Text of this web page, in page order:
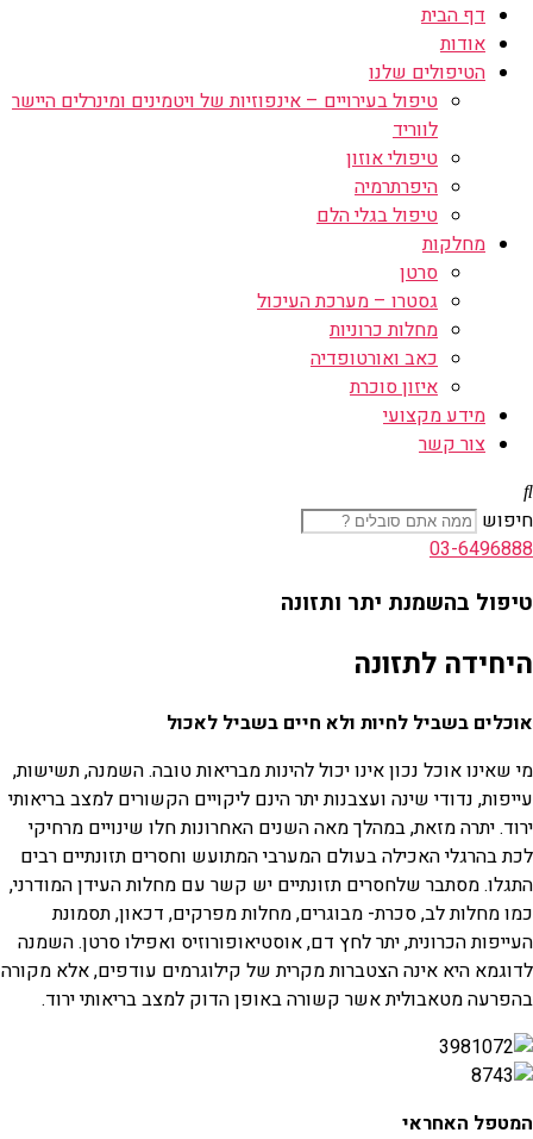
דף הבית
אודות
הטיפולים שלנו
טיפול בעירויים – אינפוזיות של ויטמינים ומינרלים היישר
לווריד
טיפולי אוזון
היפרתרמיה
טיפול בגלי הלם
מחלקות
סרטן
גסטרו – מערכת העיכול
מחלות כרוניות
כאב ואורטופדיה
איזון סוכרת
מידע מקצועי
צור קשר
חיפוש
03-6496888
טיפול בהשמנת יתר ותזונה
היחידה לתזונה
אוכלים בשביל לחיות ולא חיים בשביל לאכול
מי שאינו אוכל נכון אינו יכול להינות מבריאות טובה. השמנה, תשישות,
עייפות, נדודי שינה ועצבנות יתר הינם ליקויים הקשורים למצב בריאותי
ירוד. יתרה מזאת, במהלך מאה השנים האחרונות חלו שינויים מרחיקי
לכת בהרגלי האכילה בעולם המערבי המתועש וחסרים תזונתיים רבים
התגלו. מסתבר שלחסרים תזונתיים יש קשר עם מחלות העידן המודרני,
כמו מחלות לב, סכרת- מבוגרים, מחלות מפרקים, דכאון, תסמונת
העייפות הכרונית, יתר לחץ דם, אוסטיאופורוזיס ואפילו סרטן. השמנה
לדוגמא היא אינה הצטברות מקרית של קילוגרמים עודפים, אלא מקורה
בהפרעה מטאבולית אשר קשורה באופן הדוק למצב בריאותי ירוד.
המטפל האחראי